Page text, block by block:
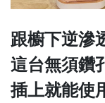
跟櫥下逆滲
這台無須鑽
插上就能使